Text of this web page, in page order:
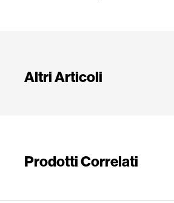
Altri Articoli
Prodotti Correlati